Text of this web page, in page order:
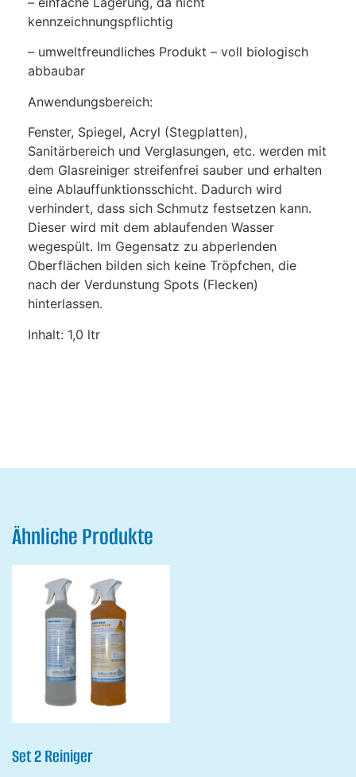
kennzeichnungspflichtig
– umweltfreundliches Produkt – voll biologisch
abbaubar
Anwendungsbereich:
Fenster, Spiegel, Acryl (Stegplatten),
Sanitärbereich und Verglasungen, etc. werden mit
dem Glasreiniger streifenfrei sauber und erhalten
eine Ablauffunktionsschicht. Dadurch wird
verhindert, dass sich Schmutz festsetzen kann.
Dieser wird mit dem ablaufenden Wasser
wegespült. Im Gegensatz zu abperlenden
Oberflächen bilden sich keine Tröpfchen, die
nach der Verdunstung Spots (Flecken)
hinterlassen.
Inhalt: 1,0 ltr
Ähnliche Produkte
Set 2 Reiniger